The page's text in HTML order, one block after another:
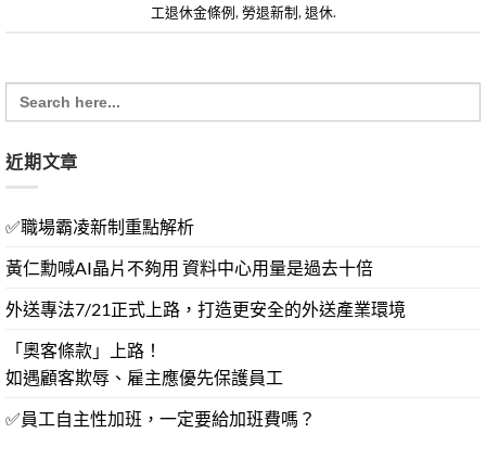
工退休金條例, 勞退新制, 退休.
Search
for:
近期文章
✅職場霸凌新制重點解析
黃仁勳喊AI晶片不夠用 資料中心用量是過去十倍
外送專法7/21正式上路，打造更安全的外送產業環境
「奧客條款」上路！
如遇顧客欺辱、雇主應優先保護員工
✅員工自主性加班，一定要給加班費嗎？